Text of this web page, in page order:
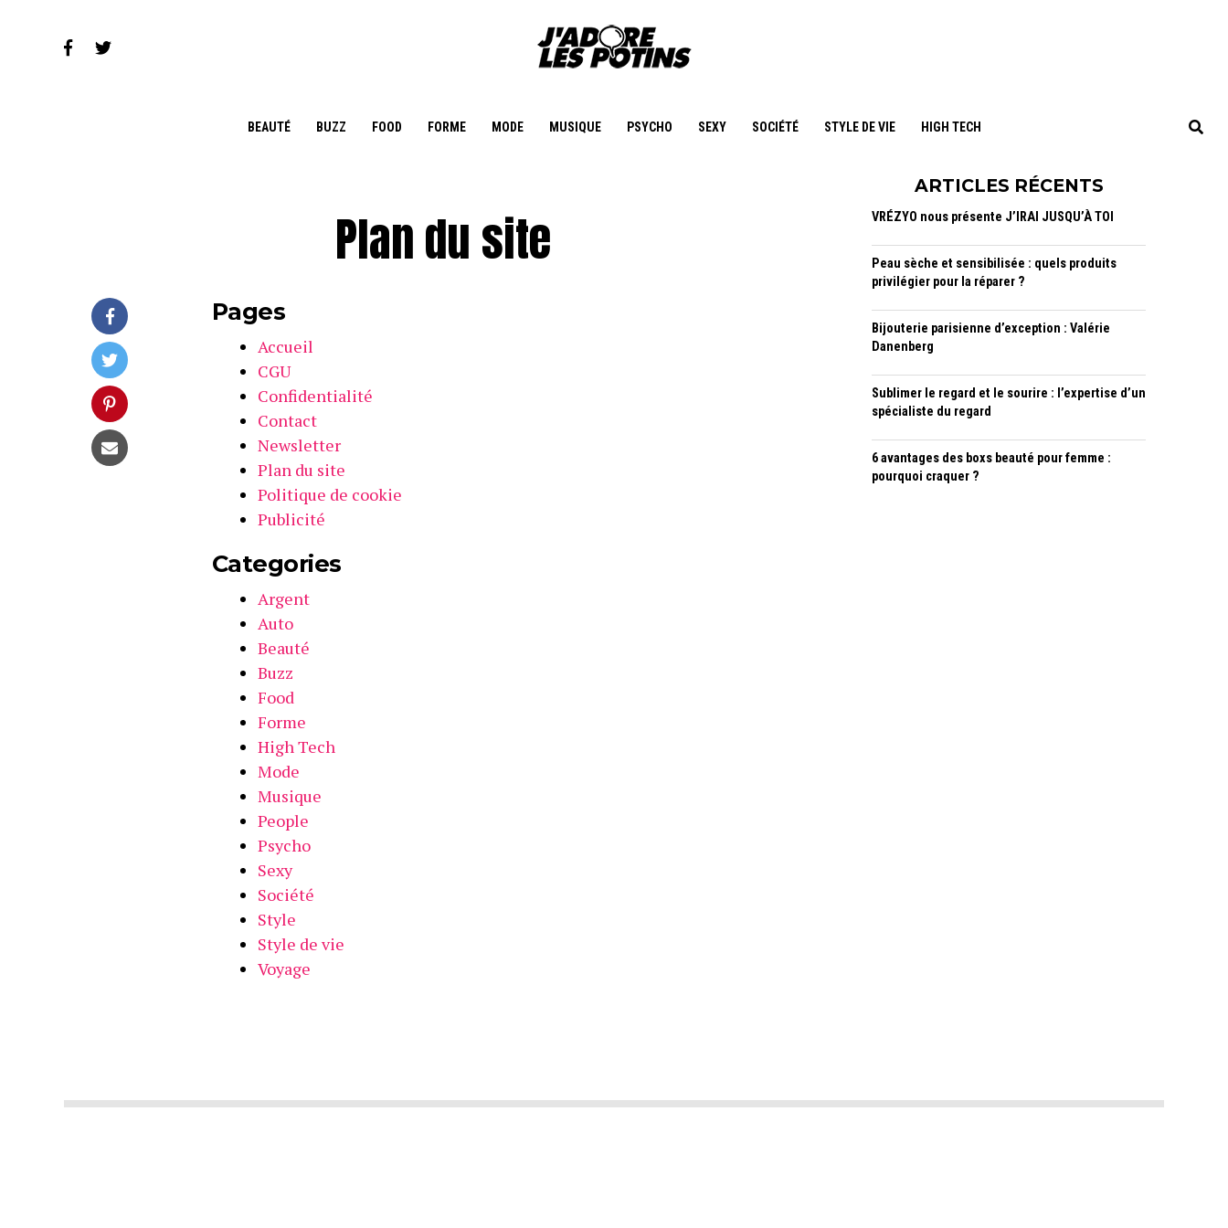
BEAUTÉ BUZZ FOOD FORME MODE MUSIQUE PSYCHO SEXY SOCIÉTÉ STYLE DE VIE HIGH TECH
Plan du site
Pages
Accueil
CGU
Confidentialité
Contact
Newsletter
Plan du site
Politique de cookie
Publicité
Categories
Argent
Auto
Beauté
Buzz
Food
Forme
High Tech
Mode
Musique
People
Psycho
Sexy
Société
Style
Style de vie
Voyage
ARTICLES RÉCENTS
VRÉZYO nous présente J’IRAI JUSQU’À TOI
Peau sèche et sensibilisée : quels produits
privilégier pour la réparer ?
Bijouterie parisienne d’exception : Valérie
Danenberg
Sublimer le regard et le sourire : l’expertise d’un
spécialiste du regard
6 avantages des boxs beauté pour femme :
pourquoi craquer ?